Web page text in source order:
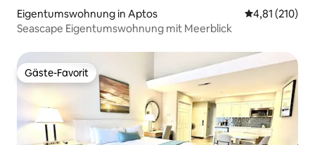
Eigentumswohnung in Aptos
4,81 (210)
Seascape Eigentumswohnung mit Meerblick
Gäste-Favorit
Gäste-Favorit